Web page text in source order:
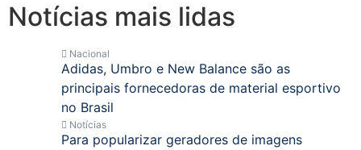
Notícias mais lidas
Nacional
Adidas, Umbro e New Balance são as
principais fornecedoras de material esportivo
no Brasil
Notícias
Para popularizar geradores de imagens